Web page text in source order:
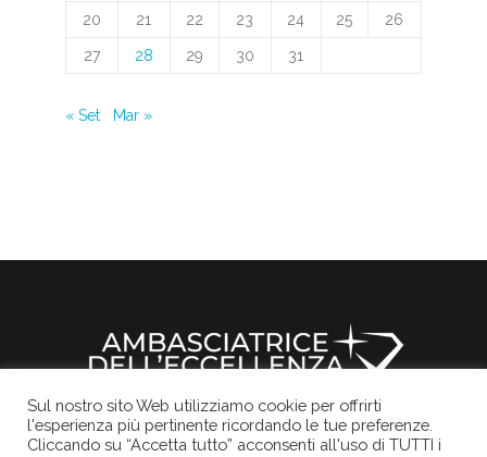
20 21 22 23 24 25 26
27 28 29 30 31
« Set Mar »
Il sito ufficiale della Rocchetta Mattei
Informativa Privacy
Cookies Policy Credits
Sul nostro sito Web utilizziamo cookie per offrirti
l'esperienza più pertinente ricordando le tue preferenze.
Cliccando su “Accetta tutto” acconsenti all'uso di TUTTI i